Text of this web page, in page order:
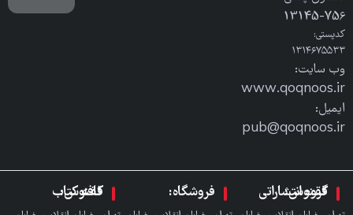
756-13145
کدپستی:
۱۳۱۴۶۷۵۵۳۳
وب سایت:
www.qoqnoos.ir
ایمیل:
pub@qoqnoos.ir
گروه انتشاراتی ققنوس: فروشگاه: کافه کتاب ققنوس: